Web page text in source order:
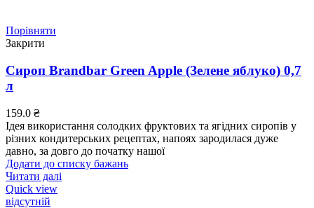
Порівняти
Закрити
Сироп Brandbar Green Apple (Зелене яблуко) 0,7
л
159.0 ₴
Ідея використання солодких фруктових та ягідних сиропів у
різних кондитерських рецептах, напоях зародилася дуже
давно, за довго до початку нашої
Додати до списку бажань
Читати далі
Quick view
відсутній